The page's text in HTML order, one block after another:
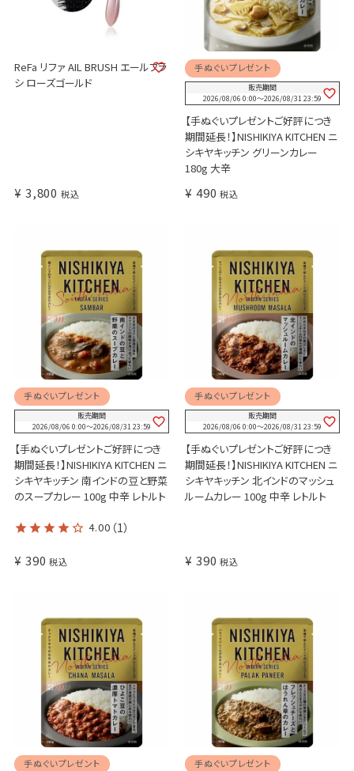
ReFa リファ AIL BRUSH エールブラ
シ ローズゴールド
¥ 3,800 税込
手ぬぐいプレゼント
販売期間
2026/08/06 0:00〜2026/08/31 23:59
【手ぬぐいプレゼントご好評につき
期間延長！】NISHIKIYA KITCHEN ニ
シキヤキッチン グリーンカレー
180g 大辛
¥ 490 税込
手ぬぐいプレゼント
販売期間
2026/08/06 0:00〜2026/08/31 23:59
【手ぬぐいプレゼントご好評につき
期間延長！】NISHIKIYA KITCHEN ニ
シキヤキッチン 南インドの豆と野菜
のスープカレー 100g 中辛 レトルト
4.00 （1）
¥ 390 税込
手ぬぐいプレゼント
販売期間
2026/08/06 0:00〜2026/08/31 23:59
【手ぬぐいプレゼントご好評につき
期間延長！】NISHIKIYA KITCHEN ニ
シキヤキッチン 北インドのマッシュ
ルームカレー 100g 中辛 レトルト
¥ 390 税込
手ぬぐいプレゼント 手ぬぐいプレゼント